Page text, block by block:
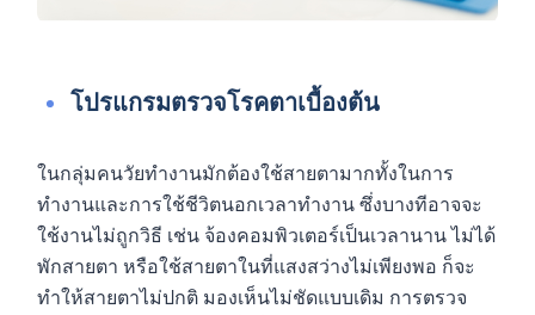
โปรแกรมตรวจโรคตาเบื้องต้น
ในกลุ่มคนวัยทำงานมักต้องใช้สายตามากทั้งในการ
ทำงานและการใช้ชีวิตนอกเวลาทำงาน ซึ่งบางทีอาจจะ
ใช้งานไม่ถูกวิธี เช่น จ้องคอมพิวเตอร์เป็นเวลานาน ไม่ได้
พักสายตา หรือใช้สายตาในที่แสงสว่างไม่เพียงพอ ก็จะ
ทำให้สายตาไม่ปกติ มองเห็นไม่ชัดแบบเดิม การตรวจ